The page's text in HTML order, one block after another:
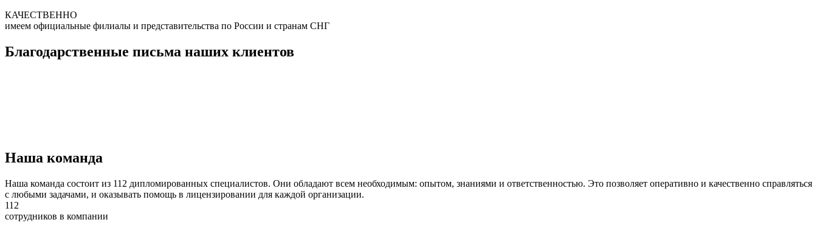
КАЧЕСТВЕННО
имеем официальные филиалы и представительства по России и странам СНГ
Благодарственные письма наших клиентов
Наша команда
Наша команда состоит из 112 дипломированных специалистов. Они обладают всем необходимым: опытом, знаниями и ответственностью. Это позволяет оперативно и качественно справляться
с любыми задачами, и оказывать помощь в лицензировании для каждой организации.
112
сотрудников в компании